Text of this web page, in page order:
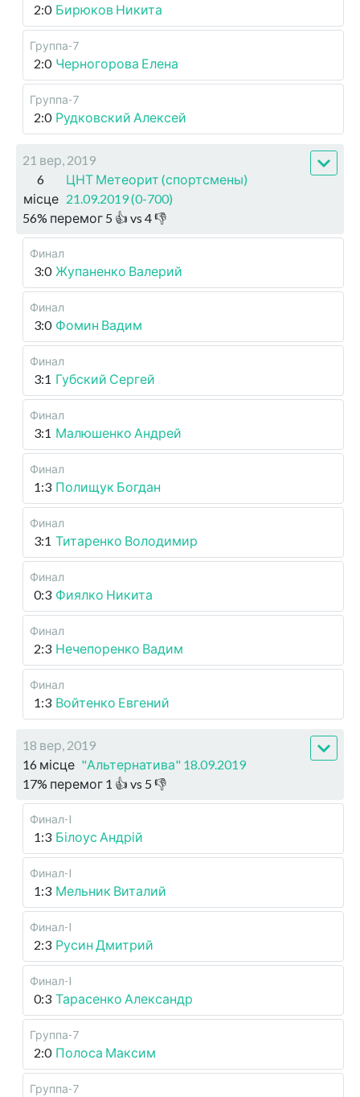
2:0 Бирюков Никита
Группа-7
2:0 Черногорова Елена
Группа-7
2:0 Рудковский Алексей
21 вер, 2019
6
місце
ЦНТ Метеорит (спортсмены)
21.09.2019 (0-700)
56% перемог 5 👍 vs 4👎
Финал
3:0 Жупаненко Валерий
Финал
3:0 Фомин Вадим
Финал
3:1 Губский Сергей
Финал
3:1 Малюшенко Андрей
Финал
1:3 Полищук Богдан
Финал
3:1 Титаренко Володимир
Финал
0:3 Фиялко Никита
Финал
2:3 Нечепоренко Вадим
Финал
1:3 Войтенко Евгений
18 вер, 2019
16 місце "Альтернатива" 18.09.2019
17% перемог 1 👍 vs 5 👎
Финал-I
1:3 Білоус Андрій
Финал-I
1:3 Мельник Виталий
Финал-I
2:3 Русин Дмитрий
Финал-I
0:3 Тарасенко Александр
Группа-7
2:0 Полоса Максим
Группа-7